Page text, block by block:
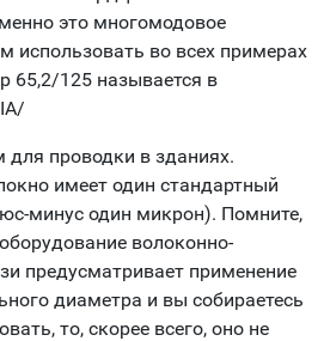
это многомодовое
использовать во всех примерах
65,2/125 называется в
для проводки в зданиях.
имеет один стандартный
минус один микрон). Помните,
волоконно-
предусматривает применение
диаметра и вы собираетесь
то, скорее всего, оно не